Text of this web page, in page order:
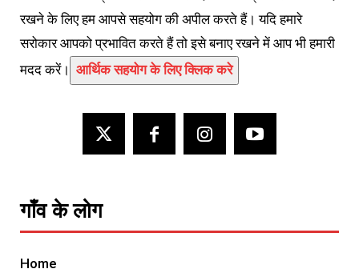
रखने के लिए हम आपसे सहयोग की अपील करते हैं। यदि हमारे
सरोकार आपको प्रभावित करते हैं तो इसे बनाए रखने में आप भी हमारी
मदद करें। आर्थिक सहयोग के लिए क्लिक करे
गाँव के लोग
Home